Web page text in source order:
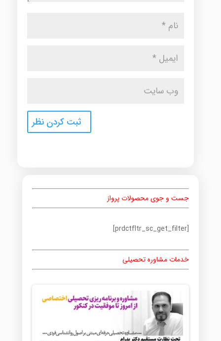
جست و جوی محصولات پرواز
[prdctfltr_sc_get_filter]
خدمات مشاوره تحصیلی